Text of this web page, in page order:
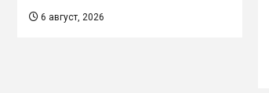
6 август, 2026